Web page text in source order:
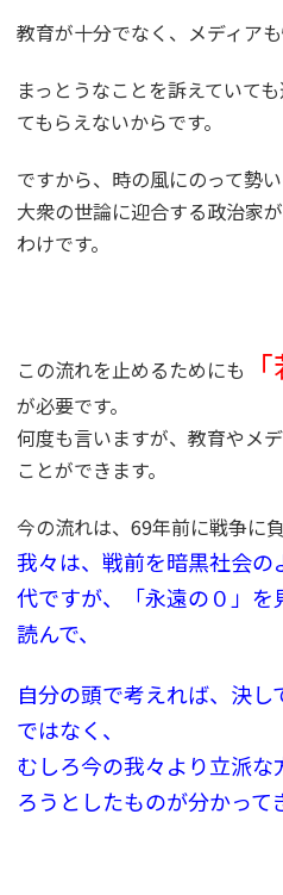
教育が十分でなく、メディア
まっとうなことを訴えていて
てもらえないからです。
ですから、時の風にのって勢
大衆の世論に迎合する政治家
わけです。
この流れを止めるためにも
が必要です。
何度も言いますが、教育やメ
ことができます。
今の流れは、69年前に戦争に
我々は、戦前を暗黒社会
代ですが、「永遠の０」を
読んで、
自分の頭で考えれば、決
ではなく、
むしろ今の我々より立派
ろうとしたものが分かって